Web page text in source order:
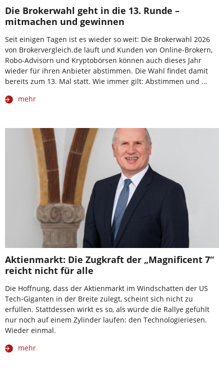
Die Brokerwahl geht in die 13. Runde –
mitmachen und gewinnen
Seit einigen Tagen ist es wieder so weit: Die Brokerwahl 2026
von Brokervergleich.de läuft und Kunden von Online-Brokern,
Robo-Advisorn und Kryptobörsen können auch dieses Jahr
wieder für ihren Anbieter abstimmen. Die Wahl findet damit
bereits zum 13. Mal statt. Wie immer gilt: Abstimmen und …
mehr
Aktienmarkt: Die Zugkraft der „Magnificent 7“
reicht nicht für alle
Die Hoffnung, dass der Aktienmarkt im Windschatten der US
Tech-Giganten in der Breite zulegt, scheint sich nicht zu
erfüllen. Stattdessen wirkt es so, als würde die Rallye gefühlt
nur noch auf einem Zylinder laufen: den Technologieriesen.
Wieder einmal.
mehr